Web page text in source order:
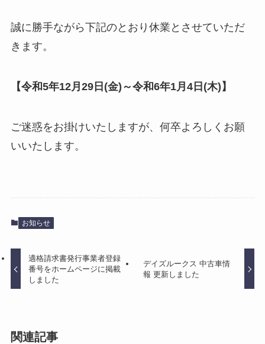
誠に勝手ながら下記のとおり休業とさせていただ
きます。
【令和5年12月29日(金)～令和6年1月4日(木)】
ご迷惑をお掛けいたしますが、何卒よろしくお願
いいたします。
お知らせ
適格請求書発行事業者登録
番号をホームページに掲載
しました
デイズルークス 中古車情
報 更新しました
関連記事